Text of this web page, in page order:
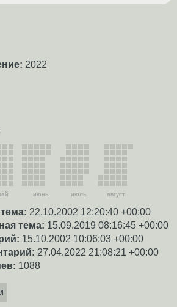
2022
июнь июль август
22.10.2002 12:20:40 +00:00
тема: 15.09.2019 08:16:45 +00:00
15.10.2002 10:06:03 +00:00
27.04.2022 21:08:21 +00:00
1088